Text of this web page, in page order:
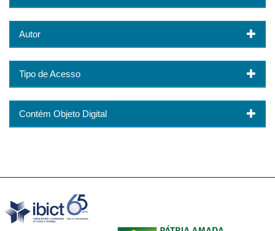
Autor
Tipo de Acesso
Contém Objeto Digital